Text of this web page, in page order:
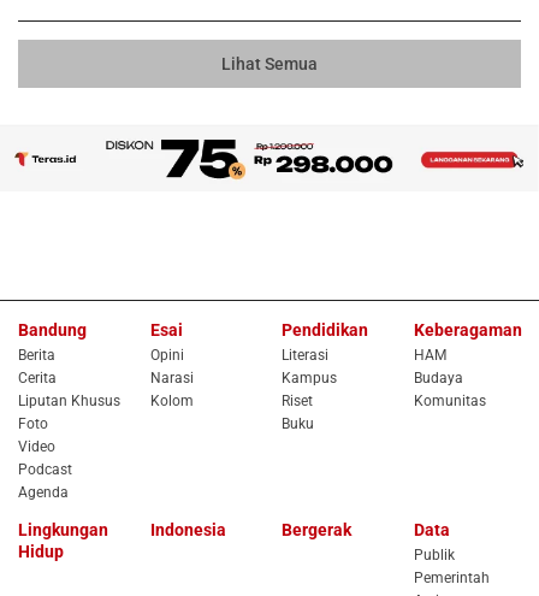
Lihat Semua
Bandung
Berita
Cerita
Liputan Khusus
Foto
Video
Podcast
Agenda
Esai
Opini
Narasi
Kolom
Pendidikan
Literasi
Kampus
Riset
Buku
Keberagaman
HAM
Budaya
Komunitas
Lingkungan
Hidup
Indonesia Bergerak Data
Publik
Pemerintah